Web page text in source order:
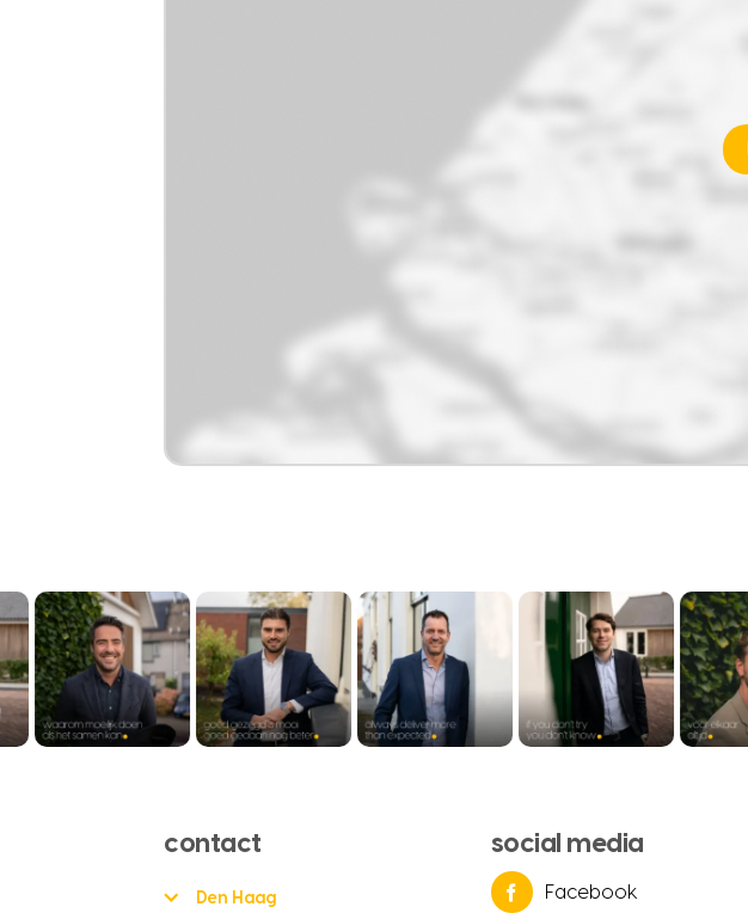
contact
Den Haag
social media
Facebook